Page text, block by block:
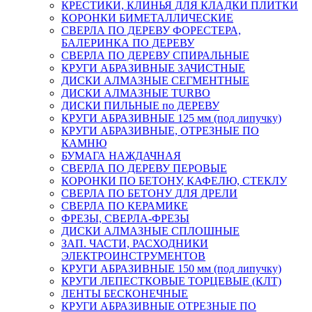
КРЕСТИКИ, КЛИНЬЯ ДЛЯ КЛАДКИ ПЛИТКИ
КОРОНКИ БИМЕТАЛЛИЧЕСКИЕ
СВЕРЛА ПО ДЕРЕВУ ФОРЕСТЕРА,
БАЛЕРИНКА ПО ДЕРЕВУ
СВЕРЛА ПО ДЕРЕВУ СПИРАЛЬНЫЕ
КРУГИ АБРАЗИВНЫЕ ЗАЧИСТНЫЕ
ДИСКИ АЛМАЗНЫЕ СЕГМЕНТНЫЕ
ДИСКИ АЛМАЗНЫЕ TURBO
ДИСКИ ПИЛЬНЫЕ по ДЕРЕВУ
КРУГИ АБРАЗИВНЫЕ 125 мм (под липучку)
КРУГИ АБРАЗИВНЫЕ, ОТРЕЗНЫЕ ПО
КАМНЮ
БУМАГА НАЖДАЧНАЯ
СВЕРЛА ПО ДЕРЕВУ ПЕРОВЫЕ
КОРОНКИ ПО БЕТОНУ, КАФЕЛЮ, СТЕКЛУ
СВЕРЛА ПО БЕТОНУ ДЛЯ ДРЕЛИ
СВЕРЛА ПО КЕРАМИКЕ
ФРЕЗЫ, СВЕРЛА-ФРЕЗЫ
ДИСКИ АЛМАЗНЫЕ СПЛОШНЫЕ
ЗАП. ЧАСТИ, РАСХОДНИКИ
ЭЛЕКТРОИНСТРУМЕНТОВ
КРУГИ АБРАЗИВНЫЕ 150 мм (под липучку)
КРУГИ ЛЕПЕСТКОВЫЕ ТОРЦЕВЫЕ (КЛТ)
ЛЕНТЫ БЕСКОНЕЧНЫЕ
КРУГИ АБРАЗИВНЫЕ ОТРЕЗНЫЕ ПО